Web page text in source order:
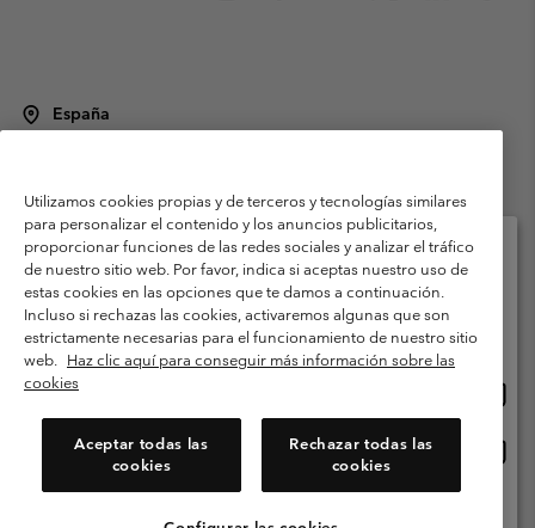
España
Condiciones de uso
Terminos de Venta
Garantía
Política de Privacidad
Términos y condiciones del programa de miembros
Términos De Uso Del Contenido Generado Por Los Usuarios
Impressum
Cookies Public CBCR
Utilizamos cookies propias y de terceros y tecnologías similares
para personalizar el contenido y los anuncios publicitarios,
proporcionar funciones de las redes sociales y analizar el tráfico
de nuestro sitio web. Por favor, indica si aceptas nuestro uso de
estas cookies en las opciones que te damos a continuación.
Incluso si rechazas las cookies, activaremos algunas que son
estrictamente necesarias para el funcionamiento de nuestro sitio
web. Haz clic aquí para conseguir más información sobre las
cookies
Aceptar todas las
cookies
Rechazar todas las
cookies
Selecciona tu país e idioma envío
Compras en línea disponibles
línea
España
Ver Todos Los Países